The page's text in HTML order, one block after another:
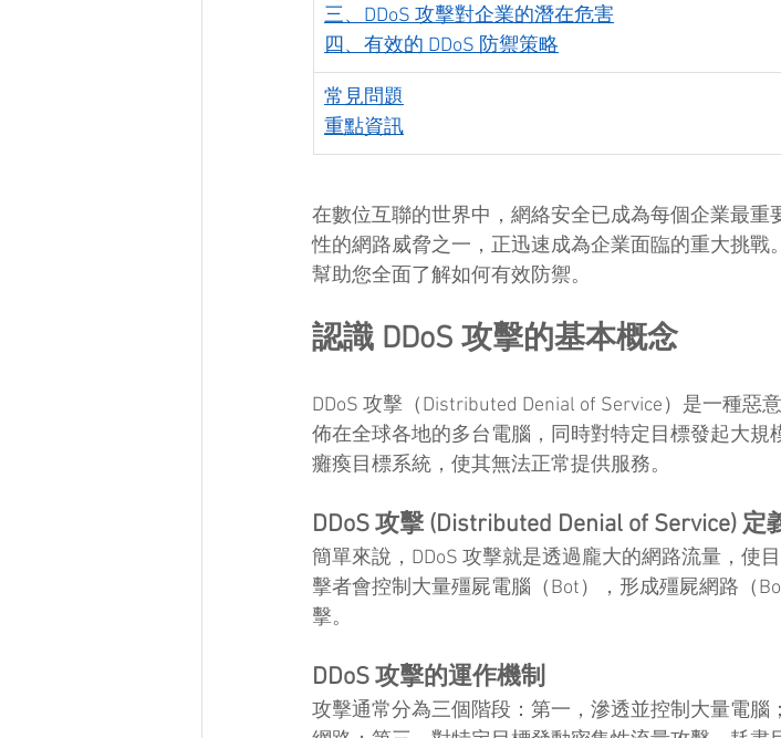
三、DDoS 攻擊對企業的潛在危害
四、有效的 DDoS 防禦策略
常見問題
重點資訊
在數位互聯的世界中，網絡安全已成為每個企業最重
性的網路威脅之一，正迅速成為企業面臨的重大挑戰
幫助您全面了解如何有效防禦。
認識 DDoS 攻擊的基本概念
DDoS 攻擊（Distributed Denial of Service）是一種
佈在全球各地的多台電腦，同時對特定目標發起大
癱瘓目標系統，使其無法正常提供服務。
DDoS 攻擊 (Distributed Denial of Service) 定
簡單來說，DDoS 攻擊就是透過龐大的網路流量，使
擊者會控制大量殭屍電腦（Bot），形成殭屍網路（
擊。
DDoS 攻擊的運作機制
攻擊通常分為三個階段：第一，滲透並控制大量電